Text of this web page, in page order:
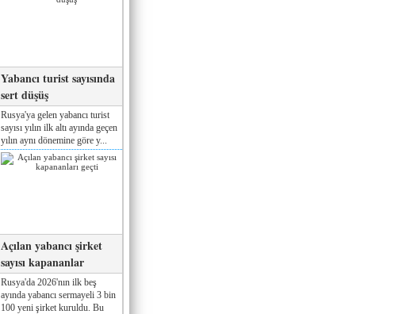
Yabancı turist sayısında
sert düşüş
Rusya'ya gelen yabancı turist
sayısı yılın ilk altı ayında geçen
yılın aynı dönemine göre y...
Açılan yabancı şirket
sayısı kapananlar
Rusya'da 2026'nın ilk beş
ayında yabancı sermayeli 3 bin
100 yeni şirket kuruldu. Bu